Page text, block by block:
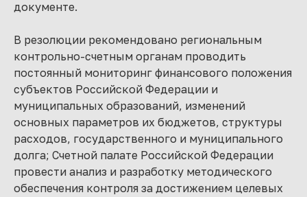
документе.
В резолюции рекомендовано региональным
контрольно-счетным органам проводить
постоянный мониторинг финансового положения
субъектов Российской Федерации и
муниципальных образований, изменений
основных параметров их бюджетов, структуры
расходов, государственного и муниципального
долга; Счетной палате Российской Федерации
провести анализ и разработку методического
обеспечения контроля за достижением целевых